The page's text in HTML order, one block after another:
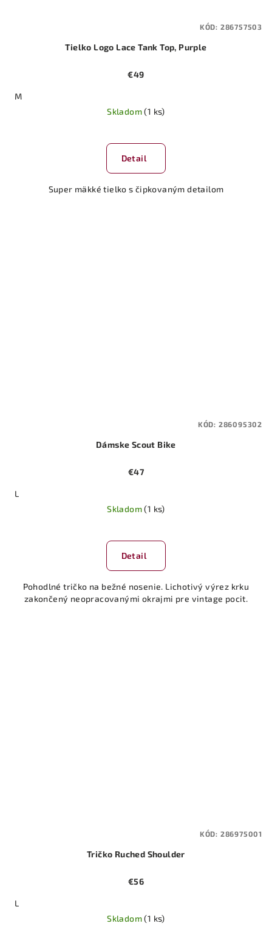
Tielko Logo Lace Tank Top, Purple
€49
M
Skladom(1 ks)
Detail
Super mäkké tielko s čipkovaným detailom
KÓD: 286757503
Dámske Scout Bike
€47
L
Skladom(1 ks)
Detail
Pohodlné tričko na bežné nosenie. Lichotivý výrez krku
zakončený neopracovanými okrajmi pre vintage pocit.
KÓD: 286095302
Tričko Ruched Shoulder
€56
L
Skladom(1 ks)
KÓD: 286975001